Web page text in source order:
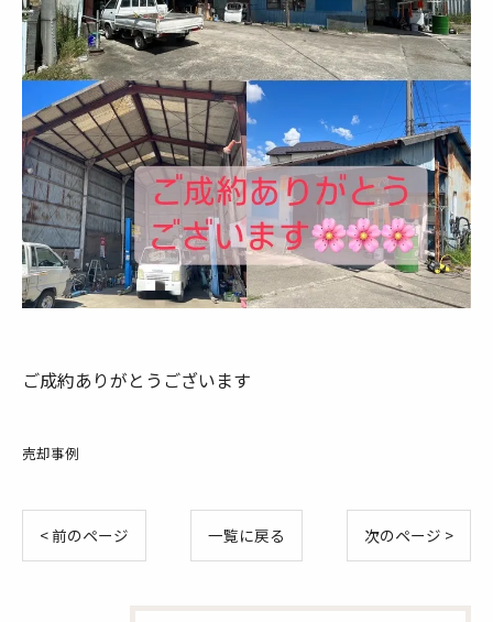
ご成約ありがとうございます
売却事例
< 前のページ 一覧に戻る 次のページ >